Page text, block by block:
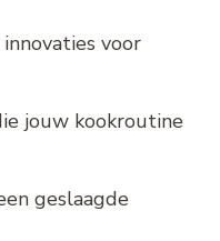
voor
jouw kookroutine
geslaagde